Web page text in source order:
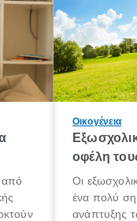
από
Οικογένεια
οφέλη
Οι
ένα πολύ
ανάπτυξης